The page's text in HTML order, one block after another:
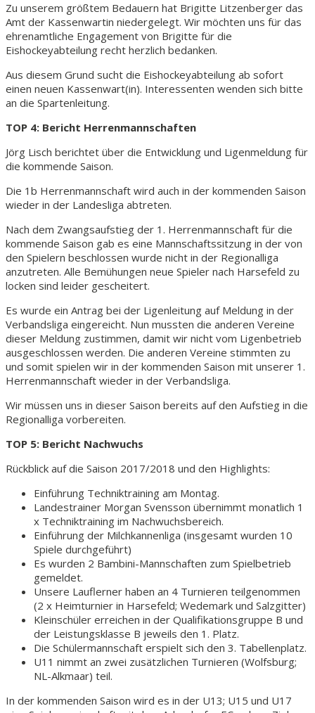
Zu unserem größtem Bedauern hat Brigitte Litzenberger das
Amt der Kassenwartin niedergelegt. Wir möchten uns für das
ehrenamtliche Engagement von Brigitte für die
Eishockeyabteilung recht herzlich bedanken.
Aus diesem Grund sucht die Eishockeyabteilung ab sofort
einen neuen Kassenwart(in). Interessenten wenden sich bitte
an die Spartenleitung.
TOP 4: Bericht Herrenmannschaften
Jörg Lisch berichtet über die Entwicklung und Ligenmeldung für
die kommende Saison.
Die 1b Herrenmannschaft wird auch in der kommenden Saison
wieder in der Landesliga abtreten.
Nach dem Zwangsaufstieg der 1. Herrenmannschaft für die
kommende Saison gab es eine Mannschaftssitzung in der von
den Spielern beschlossen wurde nicht in der Regionalliga
anzutreten. Alle Bemühungen neue Spieler nach Harsefeld zu
locken sind leider gescheitert.
Es wurde ein Antrag bei der Ligenleitung auf Meldung in der
Verbandsliga eingereicht. Nun mussten die anderen Vereine
dieser Meldung zustimmen, damit wir nicht vom Ligenbetrieb
ausgeschlossen werden. Die anderen Vereine stimmten zu
und somit spielen wir in der kommenden Saison mit unserer 1.
Herrenmannschaft wieder in der Verbandsliga.
Wir müssen uns in dieser Saison bereits auf den Aufstieg in die
Regionalliga vorbereiten.
TOP 5: Bericht Nachwuchs
Rückblick auf die Saison 2017/2018 und den Highlights:
Einführung Techniktraining am Montag.
Landestrainer Morgan Svensson übernimmt monatlich 1
x Techniktraining im Nachwuchsbereich.
Einführung der Milchkannenliga (insgesamt wurden 10
Spiele durchgeführt)
Es wurden 2 Bambini-Mannschaften zum Spielbetrieb
gemeldet.
Unsere Lauflerner haben an 4 Turnieren teilgenommen
(2 x Heimturnier in Harsefeld; Wedemark und Salzgitter)
Kleinschüler erreichen in der Qualifikationsgruppe B und
der Leistungsklasse B jeweils den 1. Platz.
Die Schülermannschaft erspielt sich den 3. Tabellenplatz.
U11 nimmt an zwei zusätzlichen Turnieren (Wolfsburg;
NL-Alkmaar) teil.
In der kommenden Saison wird es in der U13; U15 und U17